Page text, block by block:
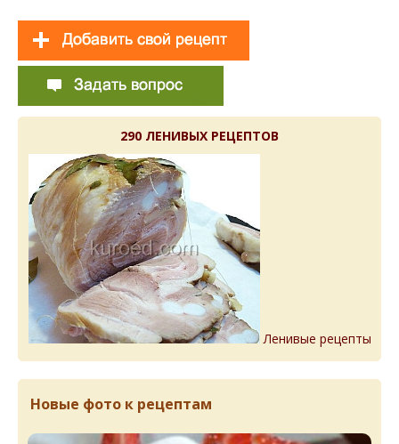
290 ЛЕНИВЫХ РЕЦЕПТОВ
Ленивые рецепты
Новые фото к рецептам